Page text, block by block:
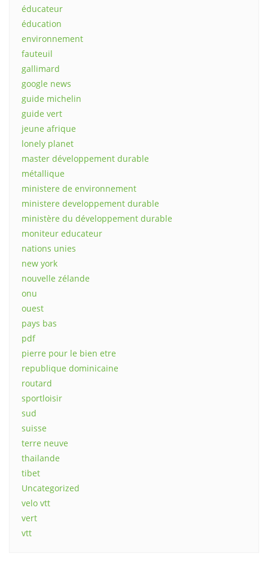
éducateur
éducation
environnement
fauteuil
gallimard
google news
guide michelin
guide vert
jeune afrique
lonely planet
master développement durable
métallique
ministere de environnement
ministere developpement durable
ministère du développement durable
moniteur educateur
nations unies
new york
nouvelle zélande
onu
ouest
pays bas
pdf
pierre pour le bien etre
republique dominicaine
routard
sportloisir
sud
suisse
terre neuve
thailande
tibet
Uncategorized
velo vtt
vert
vtt